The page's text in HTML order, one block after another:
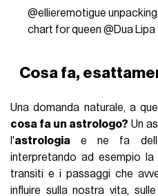
@ellieremotigue
chart for queen @Dua Lipa
Cosa fa,
Una domanda naturale, a
cosa fa un astrologo? Un
l'astrologia e ne fa delle
interpretando ad esempio
transiti e i passaggi che
influire sulla nostra vita,